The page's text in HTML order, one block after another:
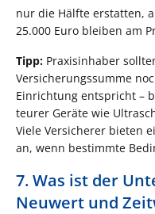
nur die Hälfte erstatten,
25.000 Euro bleiben am
Tipp: Praxisinhaber
Versicherungssumme
Einrichtung entspricht –
teurer Geräte wie
Viele Versicherer bieten
an, wenn bestimmte
7. Was ist der
Neuwert und